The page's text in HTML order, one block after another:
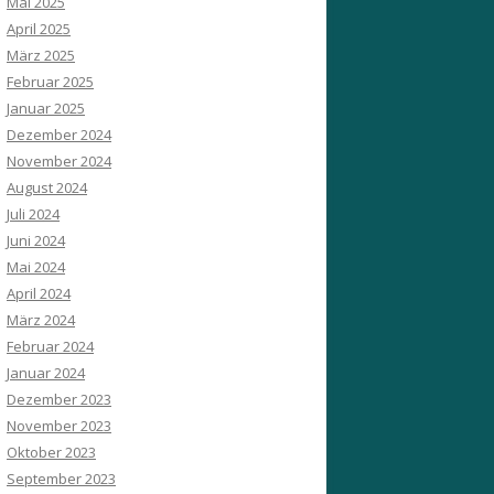
April 2025
März 2025
Februar 2025
Januar 2025
Dezember 2024
November 2024
August 2024
Juli 2024
Juni 2024
Mai 2024
April 2024
März 2024
Februar 2024
Januar 2024
Dezember 2023
November 2023
Oktober 2023
September 2023